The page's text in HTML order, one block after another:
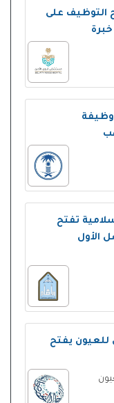
التوظيف على
وظيفة
تفتح
الأول
يفتح